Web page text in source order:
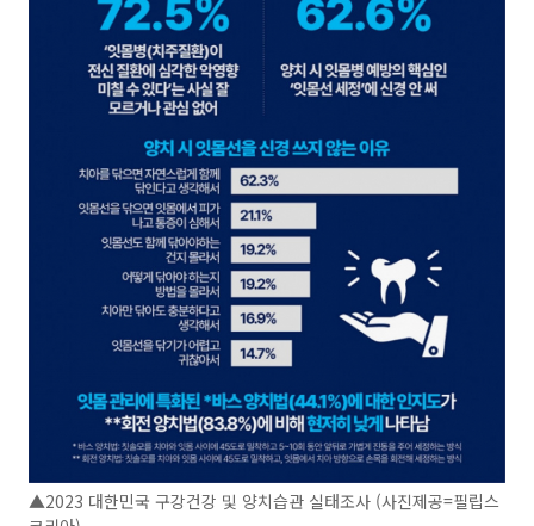
▲2023 대한민국 구강건강 및 양치습관 실태조사 (사진제공=필립스